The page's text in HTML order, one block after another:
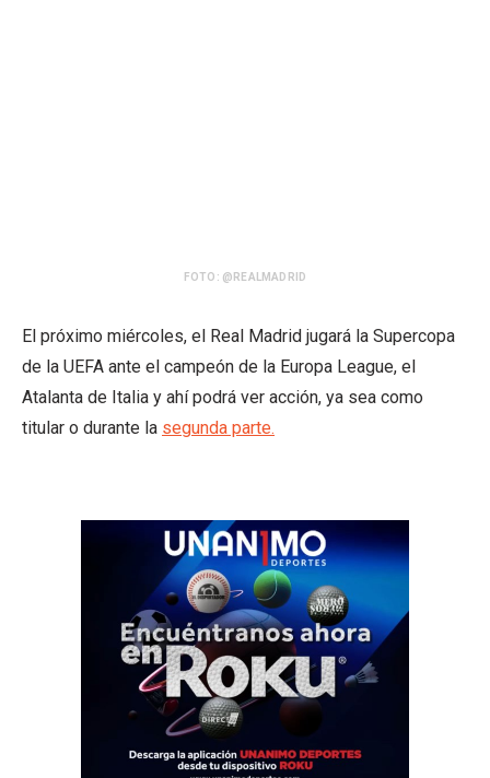
FOTO: @REALMADRID
El próximo miércoles, el Real Madrid jugará la Supercopa
de la UEFA ante el campeón de la Europa League, el
Atalanta de Italia y ahí podrá ver acción, ya sea como
titular o durante la segunda parte.